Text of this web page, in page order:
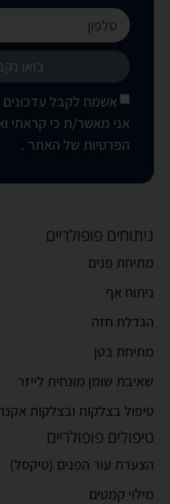
אשמח לקבל עדכונים
אני מאשר/ת כי קראתי
הפרטיות של האתר .
בואו
ניתוחים פופולריים
מתיחת פנים
ניתוח אף
הגדלת חזה
מתיחת בטן
שאיבת שומן מונחית לייזר
טיפול בצלקות ובצלקות
טיפולים פופולריים
הצערת עור הפנים (טיקסל)
מילוי קמטים